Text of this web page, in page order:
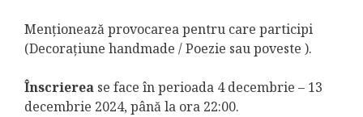
Menționează provocarea pentru care participi
(Decorațiune handmade / Poezie sau poveste ).
Înscrierea se face în perioada 4 decembrie – 13
decembrie 2024, până la ora 22:00.